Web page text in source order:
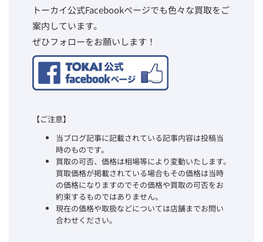
トーカイ公式Facebookページでも色々な買取をご
案内しています。
ぜひフォローをお願いします！
【ご注意】
当ブログ記事に記載されている記事内容は投稿当
時のものです。
買取の可否、価格は相場等により変動いたします。
買取価格が掲載されている場合もその価格は当時
の価格になりますのでその価格や買取の可否をお
約束するものではありません。
現在の価格や取扱などについては店舗までお問い
合わせください。